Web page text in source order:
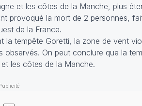
et les côtes de la Manche, plus
provoqué la mort de 2 personnes,
de la France.
la tempête Goretti, la zone de vent
observés. On peut conclure que la
les côtes de la Manche.